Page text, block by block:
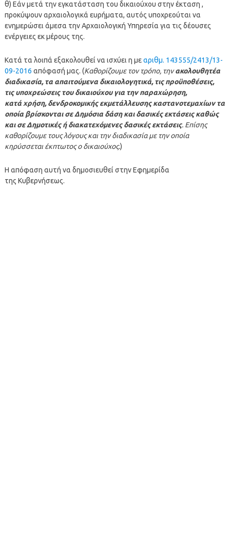
θ) Εάν μετά την εγκατάσταση του δικαιούχου στην έκταση ,
προκύψουν αρχαιολογικά ευρήματα, αυτός υποχρεούται να
ενημερώσει άμεσα την Αρχαιολογική Υπηρεσία για τις δέουσες
ενέργειες εκ μέρους της.
Κατά τα λοιπά εξακολουθεί να ισχύει η μεαριθμ. 143555/2413/13-
09-2016 απόφασή μας. (Καθορίζουμε τον τρόπο, τηνακολουθητέα
διαδικασία, τα απαιτούμενα δικαιολογητικά, τις προϋποθέσεις,
τις υποχρεώσεις του δικαιούχου για την παραχώρηση,
κατά χρήση, δενδροκομικής εκμετάλλευσης καστανοτεμαχίων τα
οποία βρίσκονται σε Δημόσια δάση και δασικές εκτάσεις καθώς
και σε Δημοτικές ή διακατεχόμενες δασικές εκτάσεις. Επίσης
καθορίζουμε τους λόγους και την διαδικασία με την οποία
κηρύσσεται έκπτωτος ο δικαιούχος.)
Η απόφαση αυτή να δημοσιευθεί στην Εφημερίδα
της Κυβερνήσεως.